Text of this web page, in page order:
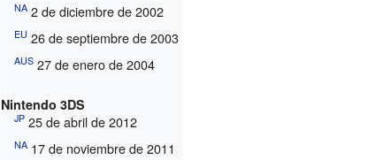
NA2 de diciembre de 2002
EU 26 de septiembre de 2003
AUS27 de enero de 2004
Nintendo 3DS
JP25 de abril de 2012
NA17 de noviembre de 2011